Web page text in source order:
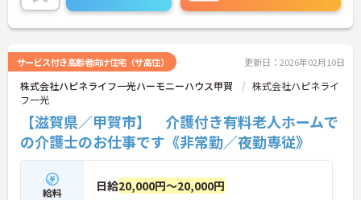
サービス付き高齢者向け住宅（サ高住） 更新日：2026年02月10日
株式会社ハピネライフ一光ハーモニーハウス甲賀
株式会社ハピネライ
フ一光
【滋賀県／甲賀市】 介護付き有料老人ホームで
の介護士のお仕事です《非常勤／夜勤専従》
給料 日給20,000円～20,000円